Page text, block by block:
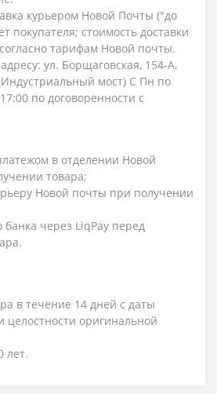
курьером Новой Почты ("до
покупателя; стоимость доставки
тарифам Новой почты.
ул. Борщаговская, 154-А,
мост) С Пн по
по договоренности с
в отделении Новой
товара;
Новой почты при получении
банка через LiqPay перед
в течение 14 дней с даты
целостности оригинальной
лет.